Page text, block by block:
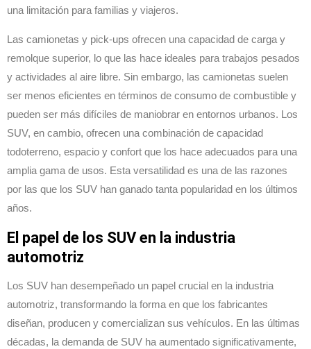
una limitación para familias y viajeros.
Las camionetas y pick-ups ofrecen una capacidad de carga y
remolque superior, lo que las hace ideales para trabajos pesados
y actividades al aire libre. Sin embargo, las camionetas suelen
ser menos eficientes en términos de consumo de combustible y
pueden ser más difíciles de maniobrar en entornos urbanos. Los
SUV, en cambio, ofrecen una combinación de capacidad
todoterreno, espacio y confort que los hace adecuados para una
amplia gama de usos. Esta versatilidad es una de las razones
por las que los SUV han ganado tanta popularidad en los últimos
años.
El papel de los SUV en la industria
automotriz
Los SUV han desempeñado un papel crucial en la industria
automotriz, transformando la forma en que los fabricantes
diseñan, producen y comercializan sus vehículos. En las últimas
décadas, la demanda de SUV ha aumentado significativamente,